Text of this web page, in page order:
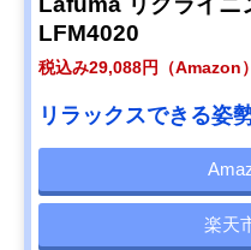
LFM4020
税込み29,088円（Amazon）
リラックスできる姿
楽天